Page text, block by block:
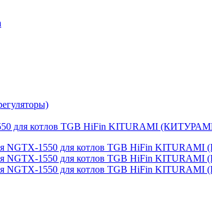
для котлов TGB HiFin KITURAMI